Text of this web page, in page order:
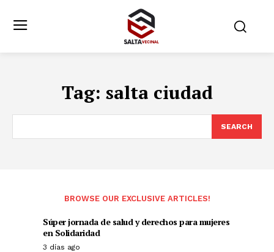
Tag: salta ciudad
SEARCH
BROWSE OUR EXCLUSIVE ARTICLES!
Súper jornada de salud y derechos para mujeres
en Solidaridad
3 días ago